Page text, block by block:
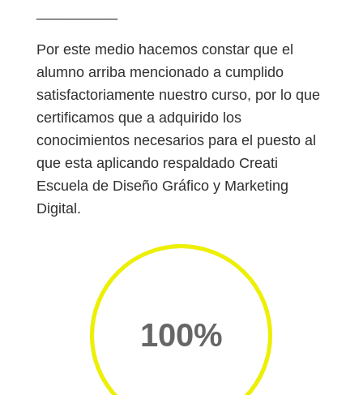
Por este medio hacemos constar que el
alumno arriba mencionado a cumplido
satisfactoriamente nuestro curso, por lo que
certificamos que a adquirido los
conocimientos necesarios para el puesto al
que esta aplicando respaldado Creati
Escuela de Diseño Gráfico y Marketing
Digital.
100%